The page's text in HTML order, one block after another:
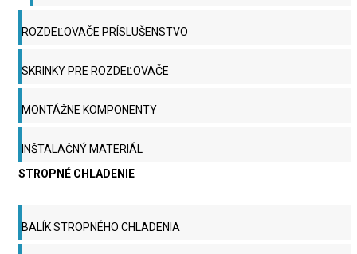
ROZDEĽOVAČE PRÍSLUŠENSTVO
SKRINKY PRE ROZDEĽOVAČE
MONTÁŽNE KOMPONENTY
INŠTALAČNÝ MATERIÁL
STROPNÉ CHLADENIE
BALÍK STROPNÉHO CHLADENIA